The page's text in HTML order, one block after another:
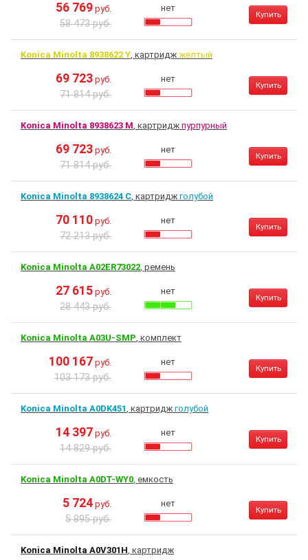
56 769 руб.
58 473 руб.
нет
Купить
Konica Minolta 8938622 Y, картридж желтый
69 723 руб.
71 814 руб.
нет
Купить
Konica Minolta 8938623 M, картридж пурпурный
69 723 руб.
71 814 руб.
нет
Купить
Konica Minolta 8938624 C, картридж голубой
70 110 руб.
72 213 руб.
нет
Купить
Konica Minolta A02ER73022, ремень
27 615 руб.
28 443 руб.
нет
Купить
Konica Minolta A03U-SMP, комплект
100 167 руб.
103 173 руб.
нет
Купить
Konica Minolta A0DK451, картридж голубой
14 397 руб.
14 829 руб.
нет
Купить
Konica Minolta A0DT-WY0, емкость
5 724 руб.
5 895 руб.
нет
Купить
Konica Minolta A0V301H, картридж